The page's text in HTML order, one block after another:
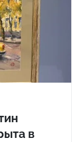
в